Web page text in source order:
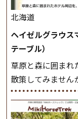
北海道
ヘイゼルグラウス
テーブル）
草原と森に囲まれ
散策してみません